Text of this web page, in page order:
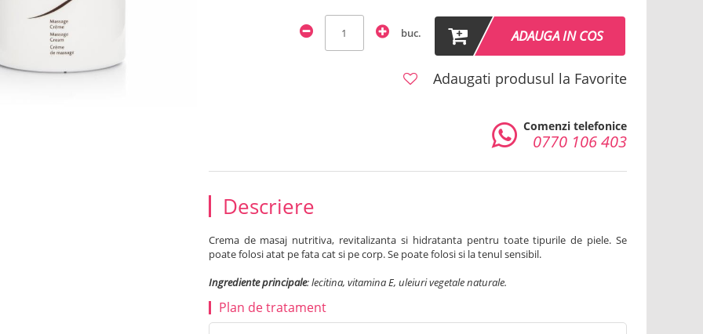
buc. ADAUGA IN COS
Adaugati produsul la Favorite
Comenzi telefonice
0770 106 403
Descriere
Crema de masaj nutritiva, revitalizanta si hidratanta pentru toate tipurile de piele. Se
poate folosi atat pe fata cat si pe corp. Se poate folosi si la tenul sensibil.
Ingrediente principale: lecitina, vitamina E, uleiuri vegetale naturale.
Plan de tratament